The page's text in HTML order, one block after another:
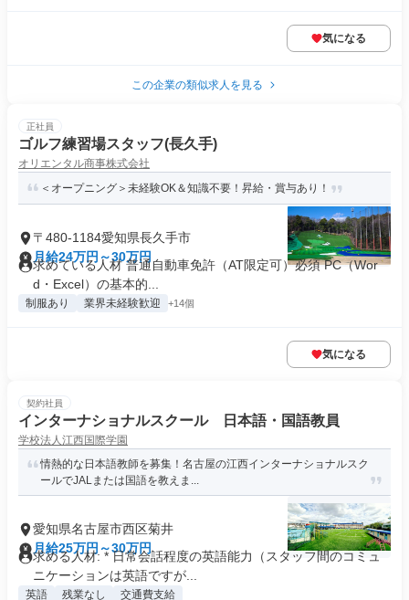
気になる
この企業の類似求人を見る
正社員
ゴルフ練習場スタッフ(長久手)
オリエンタル商事株式会社
＜オープニング＞未経験OK＆知識不要！昇給・賞与あり！
〒480-1184愛知県長久手市
月給24万円～30万円
求めている人材 普通自動車免許（AT限定可）必須 PC（Wor
d・Excel）の基本的...
制服あり 業界未経験歓迎 +14個
気になる
契約社員
インターナショナルスクール 日本語・国語教員
学校法人江西国際学園
情熱的な日本語教師を募集！名古屋の江西インターナショナルスク
ールでJALまたは国語を教えま...
愛知県名古屋市西区菊井
月給25万円～30万円
求める人材: * 日常会話程度の英語能力（スタッフ間のコミュ
ニケーションは英語ですが...
英語 残業なし 交通費支給